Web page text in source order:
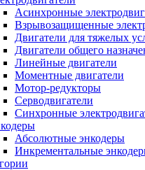
Асинхронные
Взрывозащищенные
Двигатели для тяжелых
Двигатели общего
Линейные двигатели
Моментные двигатели
Мотор-редукторы
Серводвигатели
Синхронные
Абсолютные энкодеры
Инкрементальные